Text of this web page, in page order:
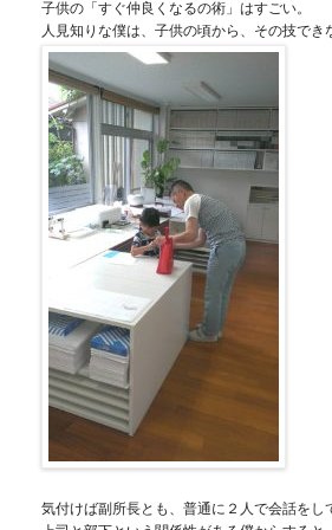
子供の「すぐ仲良くなるの術」はすごい。
人見知りな僕は、子供の頃から、その技でき
気付けば副所長とも、普通に２人で会話をし